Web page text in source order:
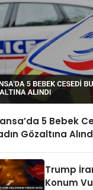
5 Bebek
Gözaltına
Trump
Konum